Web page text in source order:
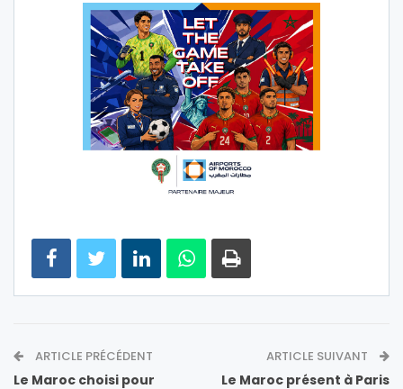
ARTICLE PRÉCÉDENT
Le Maroc choisi pour
ARTICLE SUIVANT
Le Maroc présent à Paris